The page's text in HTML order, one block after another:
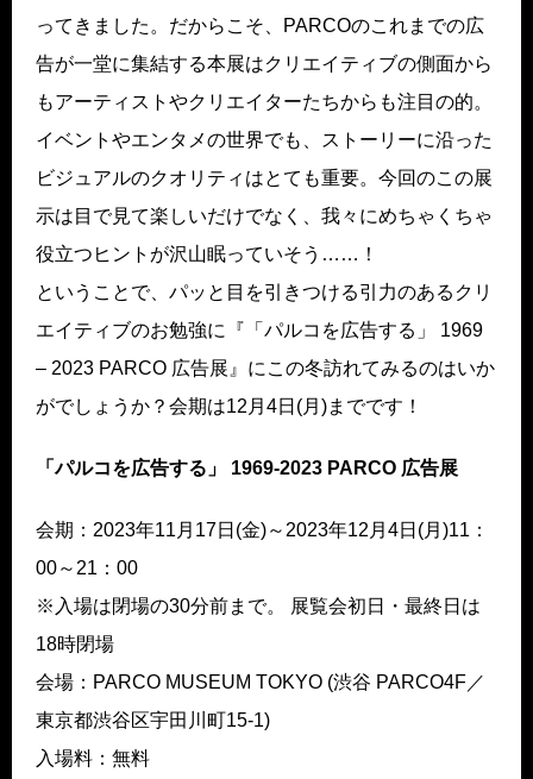
ってきました。だからこそ、PARCOのこれまでの広
告が一堂に集結する本展はクリエイティブの側面から
もアーティストやクリエイターたちからも注目の的。
イベントやエンタメの世界でも、ストーリーに沿った
ビジュアルのクオリティはとても重要。今回のこの展
示は目で見て楽しいだけでなく、我々にめちゃくちゃ
役立つヒントが沢山眠っていそう……！
ということで、パッと目を引きつける引力のあるクリ
エイティブのお勉強に『「パルコを広告する」 1969
– 2023 PARCO 広告展』にこの冬訪れてみるのはいか
がでしょうか？会期は12月4日(月)までです！
「パルコを広告する」 1969-2023 PARCO 広告展
会期：2023年11月17日(金)～2023年12月4日(月)11：
00～21：00
※入場は閉場の30分前まで。 展覧会初日・最終日は
18時閉場
会場：PARCO MUSEUM TOKYO (渋谷 PARCO4F／
東京都渋谷区宇田川町15-1)
入場料：無料